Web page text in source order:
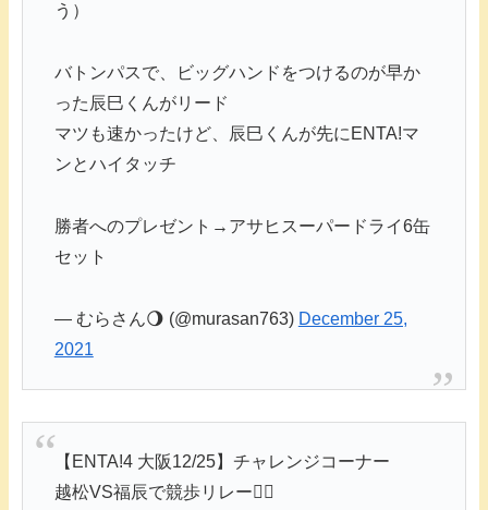
う）
バトンパスで、ビッグハンドをつけるのが早か
った辰巳くんがリード
マツも速かったけど、辰巳くんが先にENTA!マ
ンとハイタッチ
勝者へのプレゼント→アサヒスーパードライ6缶
セット
— むらさん🌖 (@murasan763) December 25,
2021
【ENTA!4 大阪12/25】チャレンジコーナー
越松VS福辰で競歩リレー🏃‍♂️